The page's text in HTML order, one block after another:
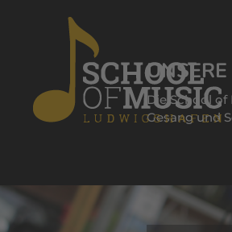
Die School
Gesang und